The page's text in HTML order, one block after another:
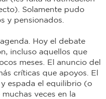
Solamente pudo
y pensionados.
Hoy el debate
incluso aquellos que
meses. El anuncio del
críticas que apoyos. El
espada el equilibrio (o
veces en la